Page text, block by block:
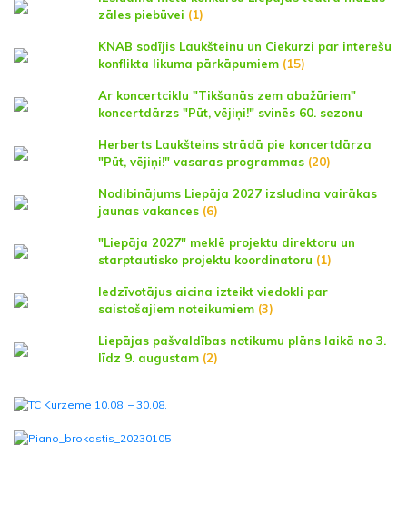
zāles piebūvei (1)
KNAB sodījis Laukšteinu un Ciekurzi par interešu
konflikta likuma pārkāpumiem (15)
Ar koncertciklu "Tikšanās zem abažūriem"
koncertdārzs "Pūt, vējiņi!" svinēs 60. sezonu
Herberts Laukšteins strādā pie koncertdārza
"Pūt, vējiņi!" vasaras programmas (20)
Nodibinājums Liepāja 2027 izsludina vairākas
jaunas vakances (6)
"Liepāja 2027" meklē projektu direktoru un
starptautisko projektu koordinatoru (1)
Iedzīvotājus aicina izteikt viedokli par
saistošajiem noteikumiem (3)
Liepājas pašvaldības notikumu plāns laikā no 3.
līdz 9. augustam (2)